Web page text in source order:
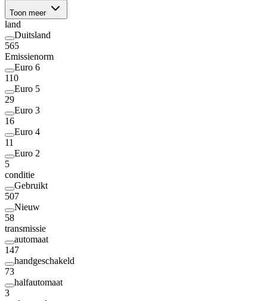
Toon meer
land
Duitsland
565
Emissienorm
Euro 6
110
Euro 5
29
Euro 3
16
Euro 4
11
Euro 2
5
conditie
Gebruikt
507
Nieuw
58
transmissie
automaat
147
handgeschakeld
73
halfautomaat
3